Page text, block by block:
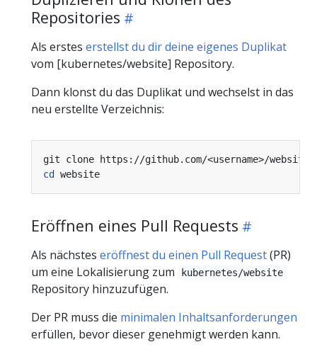
Repositories
Als erstes erstellst du dir deine eigenes Duplikat
vom [kubernetes/website] Repository.
Dann klonst du das Duplikat und wechselst in das
neu erstellte Verzeichnis:
cd
Eröffnen eines Pull Requests
Als nächstes eröffnest du einen Pull Request(PR)
um eine Lokalisierung zum
kubernetes/website
Repository hinzuzufügen.
Der PR muss die minimalen Inhaltsanforderungen
erfüllen, bevor dieser genehmigt werden kann.